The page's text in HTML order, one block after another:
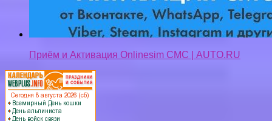
Приём и Активация Onlinesim СМС | AUTO.RU